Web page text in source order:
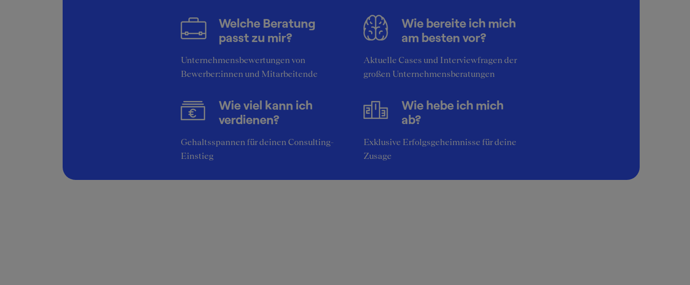
Welche Beratung
passt zu mir?
Unternehmensbewertungen von
Bewerber:innen und Mitarbeitende
Wie bereite ich mich
am besten vor?
Aktuelle Cases und Interviewfragen der
großen Unternehmensberatungen
Wie viel kann ich
verdienen?
Gehaltsspannen für deinen Consulting-
Einstieg
Wie hebe ich mich
ab?
Exklusive Erfolgsgeheimnisse für deine
Zusage